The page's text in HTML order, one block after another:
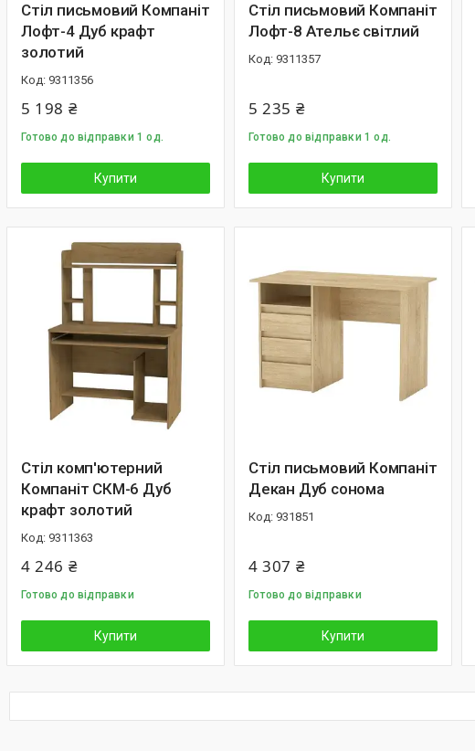
Стіл письмовий Компаніт
Лофт-4 Дуб крафт
золотий
9311356
5 198 ₴
Готово до відправки 1 од.
Купити
Стіл письмовий Компаніт
Лофт-8 Ательє світлий
9311357
5 235 ₴
Готово до відправки 1 од.
Купити
Стіл комп'ютерний
Компаніт СКМ-6 Дуб
крафт золотий
9311363
4 246 ₴
Готово до відправки
Купити
Стіл письмовий Компаніт
Декан Дуб сонома
931851
4 307 ₴
Готово до відправки
Купити